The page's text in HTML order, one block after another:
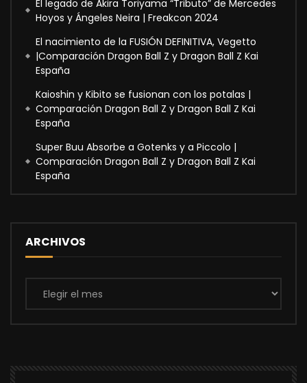
El legado de Akira Toriyama “Tributo” de Mercedes
Hoyos y Ángeles Neira | Freakcon 2024
El nacimiento de la FUSIÓN DEFINITIVA, Vegetto
|Comparación Dragon Ball Z y Dragon Ball Z Kai
España
Kaioshin y Kibito se fusionan con los potalas |
Comparación Dragon Ball Z y Dragon Ball Z Kai
España
Super Buu Absorbe a Gotenks y a Piccolo |
Comparación Dragon Ball Z y Dragon Ball Z Kai
España
ARCHIVOS
Archivos